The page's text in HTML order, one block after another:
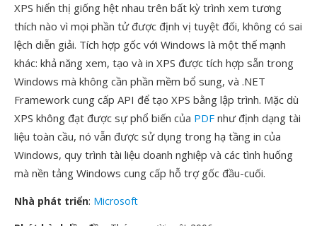
XPS hiển thị giống hệt nhau trên bất kỳ trình xem tương
thích nào vì mọi phần tử được định vị tuyệt đối, không có sai
lệch diễn giải. Tích hợp gốc với Windows là một thế mạnh
khác: khả năng xem, tạo và in XPS được tích hợp sẵn trong
Windows mà không cần phần mềm bổ sung, và .NET
Framework cung cấp API để tạo XPS bằng lập trình. Mặc dù
XPS không đạt được sự phổ biến của PDF như định dạng tài
liệu toàn cầu, nó vẫn được sử dụng trong hạ tầng in của
Windows, quy trình tài liệu doanh nghiệp và các tình huống
mà nền tảng Windows cung cấp hỗ trợ gốc đầu-cuối.
Nhà phát triển: Microsoft